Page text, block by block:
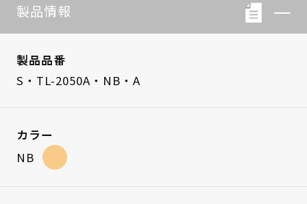
製品情報
製品品番
S・TL-2050A・NB・A
カラー
NB